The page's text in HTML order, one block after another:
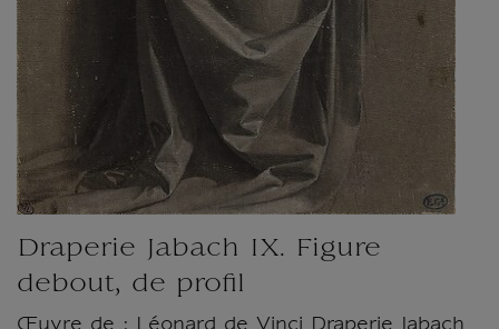
Draperie Jabach IX. Figure
debout, de profil
Œuvre de : Léonard de Vinci Draperie Jabach